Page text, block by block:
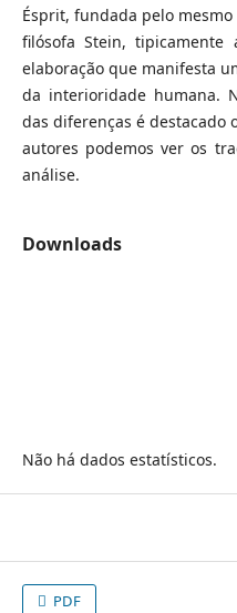
Ésprit, fundada pelo
filósofa Stein, tipicamente
elaboração que manifesta
da interioridade humana.
das diferenças é destacado
autores podemos ver os
análise.
Downloads
Não há dados estatísticos.
PDF